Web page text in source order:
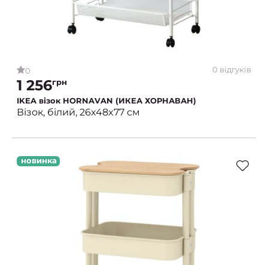
0 0 відгуків
1 256грн
IKEA візок HORNAVAN (ИКЕА ХОРНАВАН)
Візок, білий, 26x48x77 см
новинка